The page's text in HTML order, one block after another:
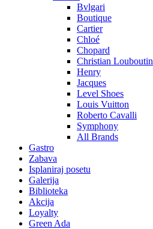
Bvlgari
Boutique
Cartier
Chloé
Chopard
Christian Louboutin
Henry
Jacques
Level Shoes
Louis Vuitton
Roberto Cavalli
Symphony
All Brands
Gastro
Zabava
Isplaniraj posetu
Galerija
Biblioteka
Akcija
Loyalty
Green Ada